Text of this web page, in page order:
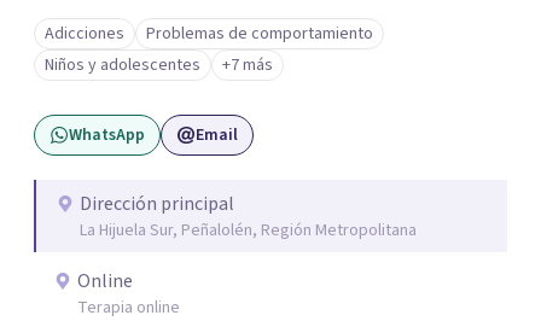
mayor claridad. Tengo experiencia en intervención en
crisis y evaluación de riesgo cuando corresponde,
cuidando siempre un encuadre seguro, respetuoso y a tu
ritmo. Atiendo principalmente en modalidad online y
también presencial en Santiago, según disponibilidad.
Adicciones
Problemas de comportamiento
Niños y adolescentes
+7 más
WhatsApp Email
Dirección principal
La Hijuela Sur, Peñalolén, Región Metropolitana
Online
Terapia online